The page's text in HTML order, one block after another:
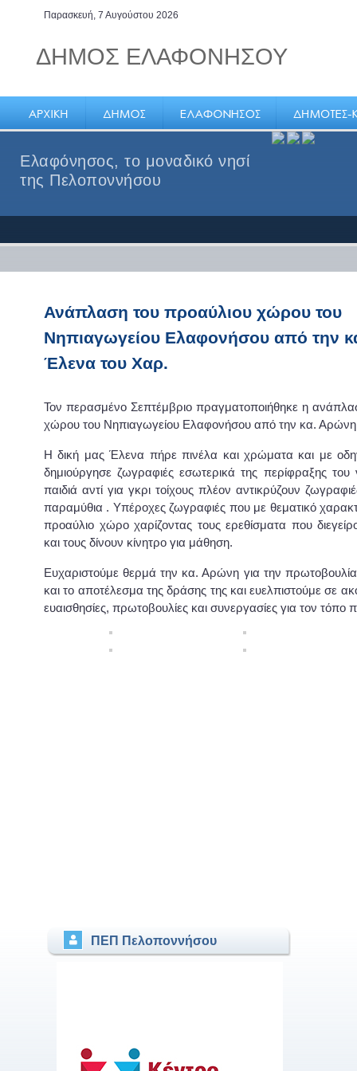
Παρασκευή, 7 Αυγούστου 2026
ΔΗΜΟΣ ΕΛΑΦΟΝΗΣΟΥ
Ελαφόνησος, το μοναδικό νησί
της Πελοποννήσου
Ανάπλαση του προαύλιου χώρου του
Νηπιαγωγείου Ελαφονήσου από την
Έλενα του Χαρ.
Τον περασμένο Σεπτέμβριο πραγματοποιήθηκε η
χώρου του Νηπιαγωγείου Ελαφονήσου από την κα.
Η δική μας Έλενα πήρε πινέλα και χρώματα και με
δημιούργησε ζωγραφιές εσωτερικά της περίφραξης του
παιδιά αντί για γκρι τοίχους πλέον αντικρύζουν
παραμύθια . Υπέροχες ζωγραφιές που με θεματικό
προαύλιο χώρο χαρίζοντας τους ερεθίσματα που
και τους δίνουν κίνητρο για μάθηση.
Ευχαριστούμε θερμά την κα. Αρώνη για την
και το αποτέλεσμα της δράσης της και ευελπιστούμε σε
ευαισθησίες, πρωτοβουλίες και συνεργασίες για τον
ΠΕΠ Πελοποννήσου